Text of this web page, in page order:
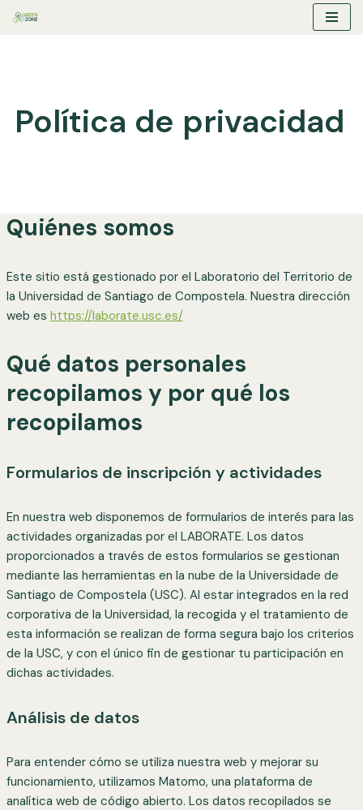
Política de privacidad
Quiénes somos
Este sitio está gestionado por el Laboratorio del Territorio de
la Universidad de Santiago de Compostela. Nuestra dirección
web es https://laborate.usc.es/
Qué datos personales
recopilamos y por qué los
recopilamos
Formularios de inscripción y actividades
En nuestra web disponemos de formularios de interés para las
actividades organizadas por el LABORATE. Los datos
proporcionados a través de estos formularios se gestionan
mediante las herramientas en la nube de la Universidade de
Santiago de Compostela (USC). Al estar integrados en la red
corporativa de la Universidad, la recogida y el tratamiento de
esta información se realizan de forma segura bajo los criterios
de la USC, y con el único fin de gestionar tu participación en
dichas actividades.
Análisis de datos
Para entender cómo se utiliza nuestra web y mejorar su
funcionamiento, utilizamos Matomo, una plataforma de
analítica web de código abierto. Los datos recopilados se